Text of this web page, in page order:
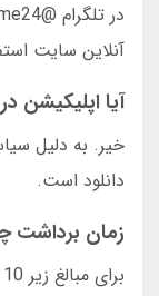
آنلاین سایت
آیا
خیر. به دلیل
دانلود است.
زمان برداشت